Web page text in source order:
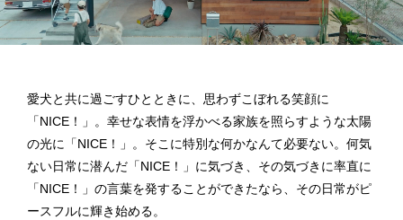
愛犬と共に過ごすひとときに、思わずこぼれる笑顔に
「NICE！」。幸せな表情を浮かべる家族を照らすような太陽
の光に「NICE！」。そこに特別な何かなんて必要ない。何気
ない日常に潜んだ「NICE！」に気づき、その気づきに率直に
「NICE！」の言葉を発することができたなら、その日常がピ
ースフルに輝き始める。